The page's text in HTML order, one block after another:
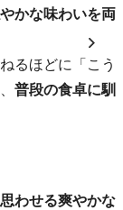
かな味わいを両
るほどに「こう
普段の食卓に馴
わせる爽やかな